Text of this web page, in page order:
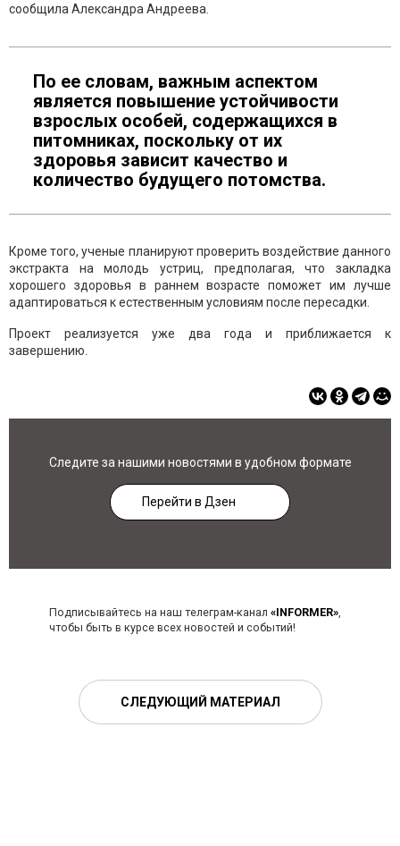
сообщила Александра Андреева.
По ее словам, важным аспектом
является повышение устойчивости
взрослых особей, содержащихся в
питомниках, поскольку от их
здоровья зависит качество и
количество будущего потомства.
Кроме того, ученые планируют проверить воздействие данного
экстракта на молодь устриц, предполагая, что закладка
хорошего здоровья в раннем возрасте поможет им лучше
адаптироваться к естественным условиям после пересадки.
Проект реализуется уже два года и приближается к
завершению.
Следите за нашими новостями в удобном формате
Перейти в Дзен
Подписывайтесь на наш телеграм-канал «INFORMER»,
чтобы быть в курсе всех новостей и событий!
СЛЕДУЮЩИЙ МАТЕРИАЛ